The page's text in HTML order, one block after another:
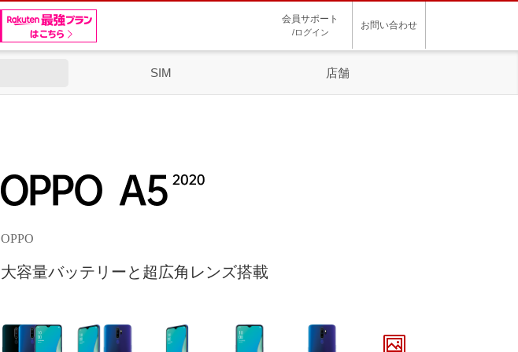
会員サポート
/ログイン
お問い合わせ
SIM 店舗
OPPO
大容量バッテリーと超広角レンズ搭載